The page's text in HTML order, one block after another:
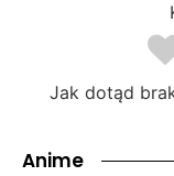
Jak dotąd
Anime